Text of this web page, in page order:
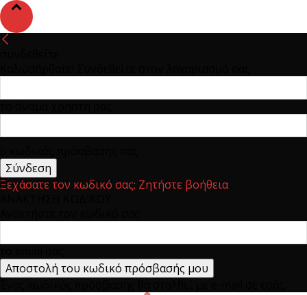
Ξεχάσατε τον κωδικό σας; Ζητήστε βοήθεια